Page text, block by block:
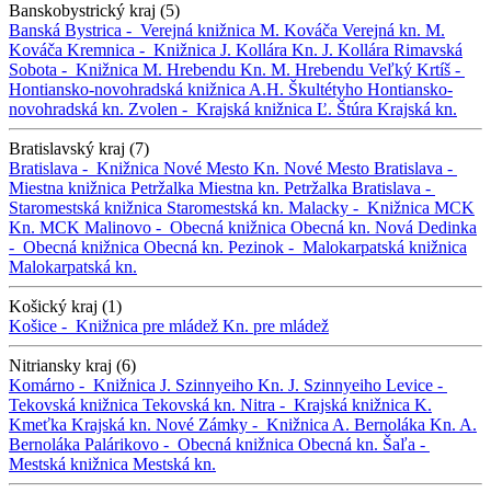
Banskobystrický kraj (5)
Banská Bystrica - Verejná knižnica M. Kováča Verejná kn. M.
Kováča Kremnica - Knižnica J. Kollára Kn. J. Kollára Rimavská
Sobota - Knižnica M. Hrebendu Kn. M. Hrebendu Veľký Krtíš -
Hontiansko-novohradská knižnica A.H. Škultétyho Hontiansko-
novohradská kn. Zvolen - Krajská knižnica Ľ. Štúra Krajská kn.
Bratislavský kraj (7)
Bratislava - Knižnica Nové Mesto Kn. Nové Mesto Bratislava -
Miestna knižnica Petržalka Miestna kn. Petržalka Bratislava -
Staromestská knižnica Staromestská kn. Malacky - Knižnica MCK
Kn. MCK Malinovo - Obecná knižnica Obecná kn. Nová Dedinka
- Obecná knižnica Obecná kn. Pezinok - Malokarpatská knižnica
Malokarpatská kn.
Košický kraj (1)
Košice - Knižnica pre mládež Kn. pre mládež
Nitriansky kraj (6)
Komárno - Knižnica J. Szinnyeiho Kn. J. Szinnyeiho Levice -
Tekovská knižnica Tekovská kn. Nitra - Krajská knižnica K.
Kmeťka Krajská kn. Nové Zámky - Knižnica A. Bernoláka Kn. A.
Bernoláka Palárikovo - Obecná knižnica Obecná kn. Šaľa -
Mestská knižnica Mestská kn.